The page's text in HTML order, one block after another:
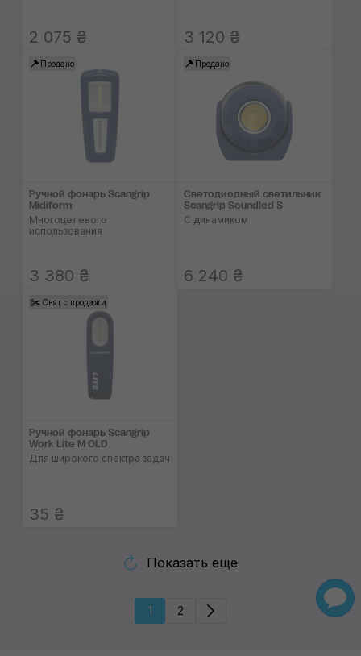
2 075 ₴ 3 120 ₴
Продано
Ручной фонарь Scangrip
Midiform
Многоцелевого
использования
3 380 ₴
Продано
Светодиодный светильник
Scangrip Soundled S
С динамиком
6 240 ₴
Снят с продажи
Ручной фонарь Scangrip
Work Lite M OLD
Для широкого спектра задач
35 ₴
Показать еще
1 2